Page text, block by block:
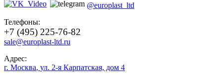
@europlast_ltd
Телефоны:
+7 (495) 225-76-82
sale@europlast-ltd.ru
Адрес:
г. Москва, ул. 2-я Карпатская, дом 4